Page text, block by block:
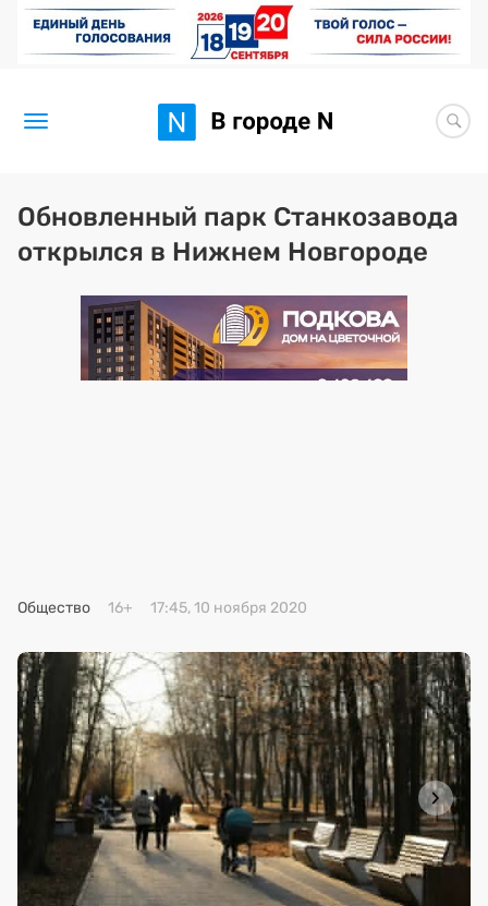
Новости
Статьи
Здоровье
BORЩ
Обновленный парк Станкозавода
открылся в Нижнем Новгороде
Общество 16+ 17:45, 10 ноября 2020